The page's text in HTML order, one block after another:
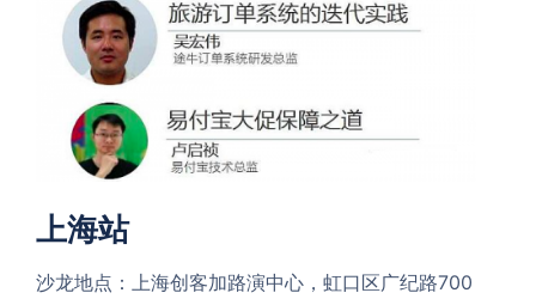
上海站
沙龙地点：上海创客加路演中心，虹口区广纪路700